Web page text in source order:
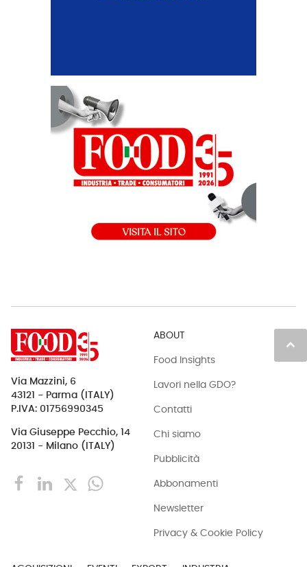
keyboard_arrow_up
Via Mazzini, 6
43121 - Parma (ITALY)
P.IVA: 01756990345
Via Giuseppe Pecchio, 14
20131 - Milano (ITALY)
ABOUT
Food Insights
Lavori nella GDO?
Contatti
Chi siamo
Pubblicità
Abbonamenti
Newsletter
Privacy & Cookie Policy